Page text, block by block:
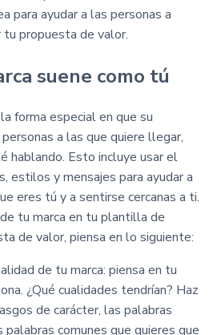
para ayudar a las personas a
propuesta de valor.
suene como tú
forma especial en que su
a las que quiere llegar,
hablando. Esto incluye usar el
estilos y mensajes para ayudar a
eres tú y a sentirse cercanas a ti.
tu marca en tu plantilla de
de valor, piensa en lo siguiente:
de tu marca: piensa en tu
¿Qué cualidades tendrían? Haz
de carácter, las palabras
comunes que quieres que